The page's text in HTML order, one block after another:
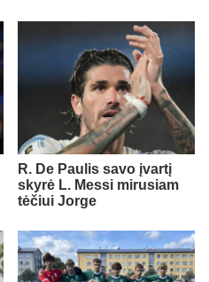
R. De Paulis savo įvartį
skyrė L. Messi mirusiam
tėčiui Jorge